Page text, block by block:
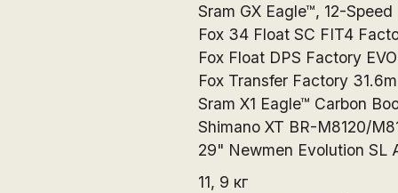
Sram GX Eagle™, 12-Speed
Fox 34 Float SC FIT4
Fox Float DPS Factory
Fox Transfer Factory
Sram X1 Eagle™ Carbon
Shimano XT BR-M8120/
29" Newmen Evolution SL
11, 9 кг